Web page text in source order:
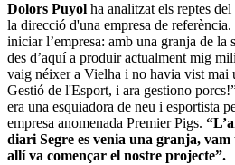
Dolors Puyol ha analitzat els reptes
la direcció d'una empresa de
iniciar l’empresa: amb una granja de la
des d’aquí a produir actualment mig
vaig néixer a Vielha i no havia vist mai
Gestió de l'Esport, i ara gestiono
era una esquiadora de neu i esportista
empresa anomenada Premier Pigs.
diari Segre es venia una granja,
allí va començar el nostre projecte”.